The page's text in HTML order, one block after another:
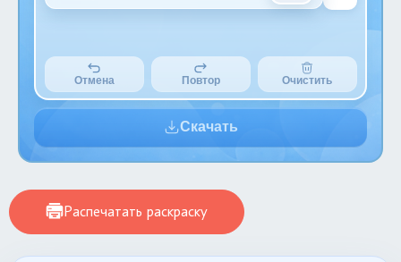
Отмена Повтор Очистить
Скачать
Распечатать раскраску